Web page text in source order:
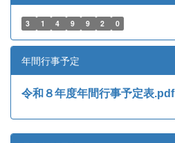
3 1 4 9 9 2 0
年間行事予定
令和８年度年間行事予定表.pdf